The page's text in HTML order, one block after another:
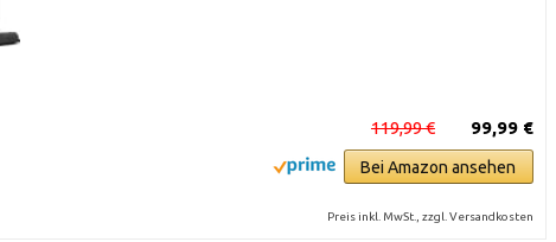
99,99 €
119,99 €
Bei Amazon ansehen
Preis inkl. MwSt., zzgl. Versandkosten